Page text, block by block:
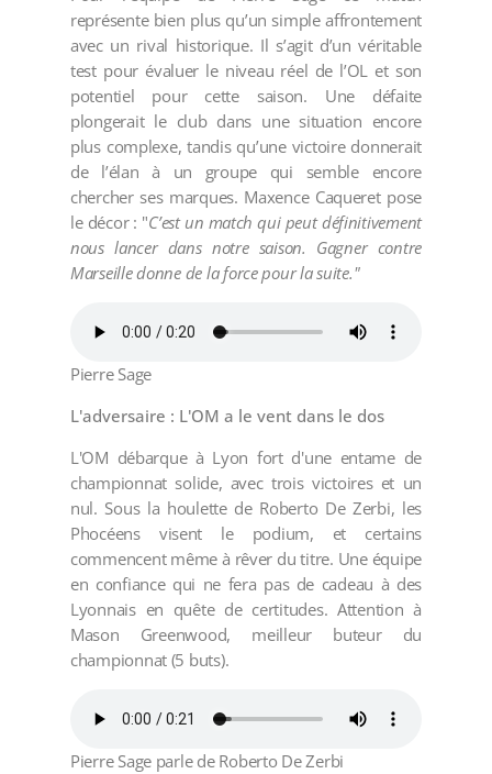
représente bien plus qu’un simple affrontement
avec un rival historique. Il s’agit d’un véritable
test pour évaluer le niveau réel de l’OL et son
potentiel pour cette saison. Une défaite
plongerait le club dans une situation encore
plus complexe, tandis qu’une victoire donnerait
de l’élan à un groupe qui semble encore
chercher ses marques. Maxence Caqueret pose
le décor : "C’est un match qui peut définitivement
nous lancer dans notre saison. Gagner contre
Marseille donne de la force pour la suite."
Pierre Sage
L'adversaire : L'OM a le vent dans le dos
L'OM débarque à Lyon fort d'une entame de
championnat solide, avec trois victoires et un
nul. Sous la houlette de Roberto De Zerbi, les
Phocéens visent le podium, et certains
commencent même à rêver du titre. Une équipe
en confiance qui ne fera pas de cadeau à des
Lyonnais en quête de certitudes. Attention à
Mason Greenwood, meilleur buteur du
championnat (5 buts).
Pierre Sage parle de Roberto De Zerbi